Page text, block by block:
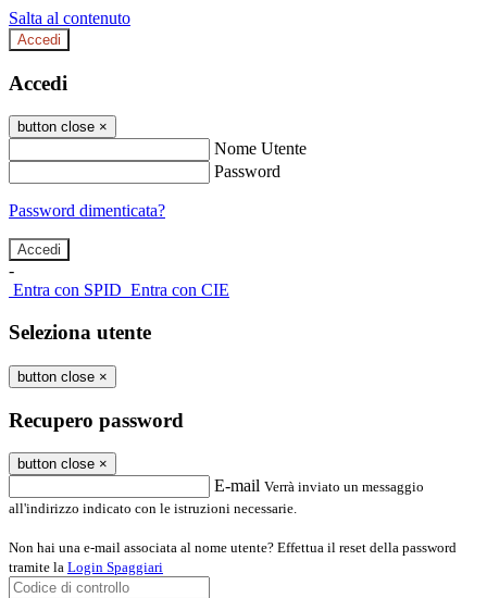
Salta al contenuto
Accedi
Accedi
button close ×
Nome Utente
Password
Password dimenticata?
-
Entra con SPID Entra con CIE
Seleziona utente
button close ×
Recupero password
button close ×
E-mail Verrà inviato un messaggio
all'indirizzo indicato con le istruzioni necessarie.
Non hai una e-mail associata al nome utente? Effettua il reset della password
tramite la Login Spaggiari